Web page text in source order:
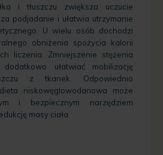
i tłuszczu zwiększa uczucie
podjadanie i ułatwia utrzymanie
U wielu osób dochodzi
obniżenia spożycia kalorii
liczenia. Zmniejszenie stężenia
ułatwiać mobilizację
z tkanek. Odpowiednio
niskowęglowodanowa może
i bezpiecznym narzędziem
masy ciała.